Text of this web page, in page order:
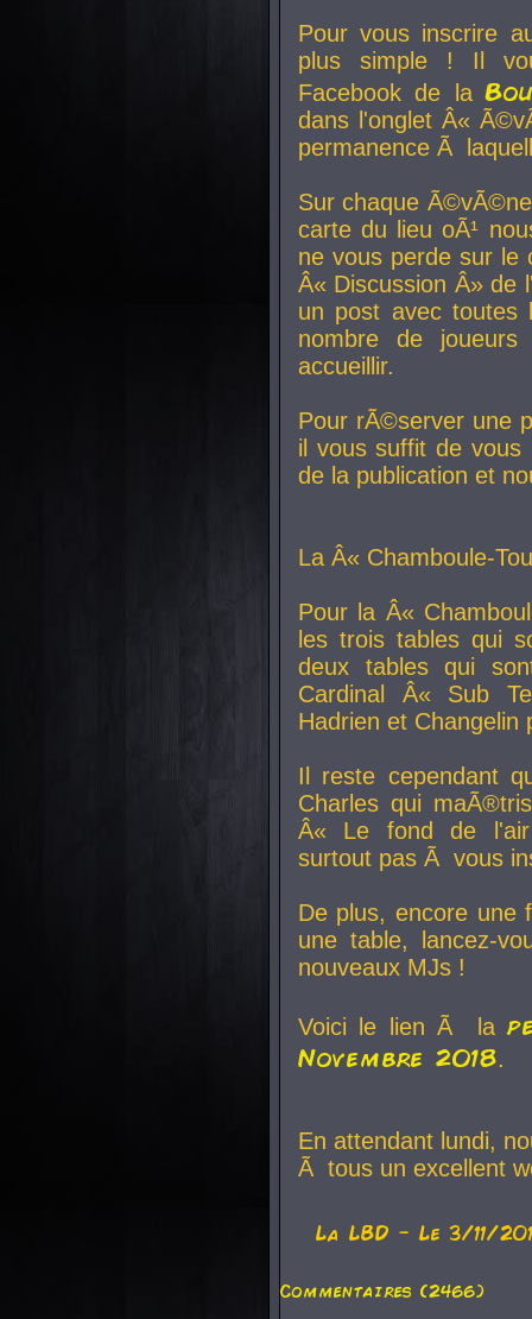
Pour vous inscrire
plus simple ! Il
Facebook de la
dans l'onglet Â«
permanence Ã
Sur chaque
carte du lieu oÃ¹
ne vous perde sur le
Â« Discussion Â» de
un post avec toutes
nombre de
accueillir.
Pour rÃ©server une
il vous suffit de vous
de la publication et
La Â« Chamboule-
Pour la Â«
les trois tables qui
deux tables qui
Cardinal
Â« Sub
Hadrien et Changelin
Il reste cependant
Charles qui
Â« Le fond de
surtout pas Ã vous
De plus, encore une
une table, lancez-
nouveaux MJs !
Voici le lien Ã la
Novembre 2018.
En attendant lundi,
Ã tous un excellent
La LBD - Le 3/11/
Commentaires (2466)